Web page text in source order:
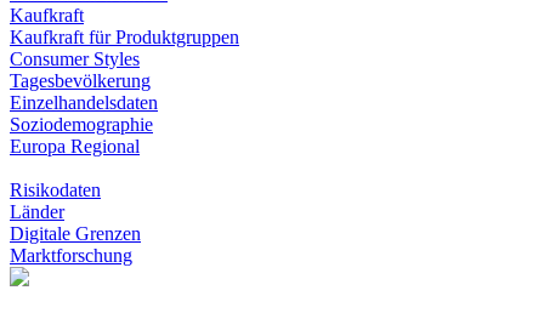
Kaufkraft
Kaufkraft für Produktgruppen
Consumer Styles
Tagesbevölkerung
Einzelhandelsdaten
Soziodemographie
Europa Regional
Risikodaten
Länder
Digitale Grenzen
Marktforschung